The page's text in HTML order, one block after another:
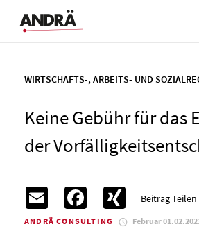
WIRTSCHAFTS-, ARBEITS- UND
Keine Gebühr für das
der
Beitrag Teilen
Email Facebook XING
ANDRÄ CONSULTING Februar